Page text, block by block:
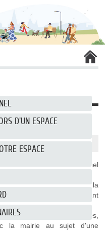
D'UN ESPACE
ESPACE
personnel
?
de l'espace personnel
sécurisé permet l'ajout, la
pièces justificatives pouvant
différentes.
ses différentes demandes,
la mairie au sujet d'une